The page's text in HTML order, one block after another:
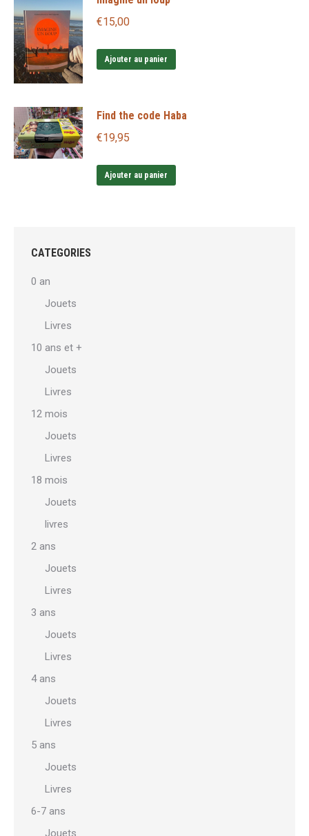
€15,00
Ajouter au panier
Find the code Haba
€19,95
Ajouter au panier
CATEGORIES
0 an
Jouets
Livres
10 ans et +
Jouets
Livres
12 mois
Jouets
Livres
18 mois
Jouets
livres
2 ans
Jouets
Livres
3 ans
Jouets
Livres
4 ans
Jouets
Livres
5 ans
Jouets
Livres
6-7 ans
Jouets